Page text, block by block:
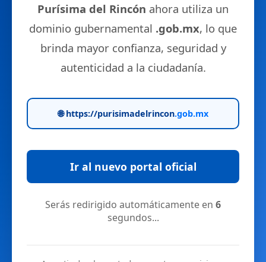
Purísima del Rincón ahora utiliza un
dominio gubernamental .gob.mx, lo que
brinda mayor confianza, seguridad y
autenticidad a la ciudadanía.
🌐 https://purisimadelrincon.gob.mx
Ir al nuevo portal oficial
Serás redirigido automáticamente en 6
segundos...